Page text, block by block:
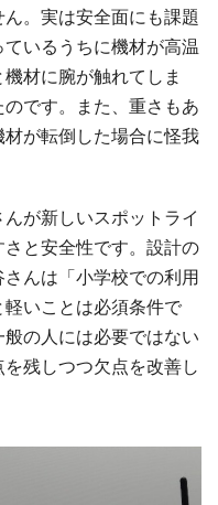
。実は安全面にも課題
いるうちに機材が高温
材に腕が触れてしま
です。また、重さもあ
が転倒した場合に怪我
が新しいスポットライ
さと安全性です。設計の
んは「小学校での利用
いことは必須条件で
の人には必要ではない
残しつつ欠点を改善し